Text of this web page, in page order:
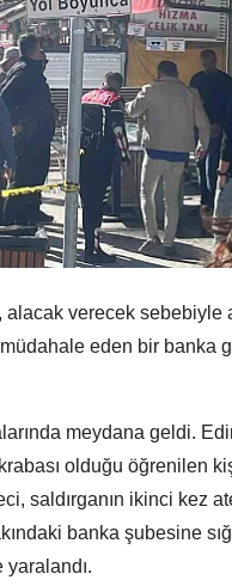
verecek sebebiyle
eden bir banka
meydana geldi.
olduğu öğrenilen
saldırganın ikinci kez
banka şubesine